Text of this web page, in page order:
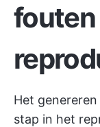
Het
stap in het